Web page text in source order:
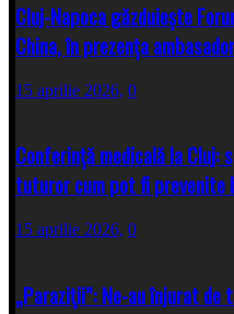
Cluj-Napoca găzduiește
China, în prezența
15 aprilie 2026, 0
Conferință medicală la Cluj:
tuturor cum pot fi prevenite
15 aprilie 2026, 0
„Paraziţii”: Ne-au înjurat